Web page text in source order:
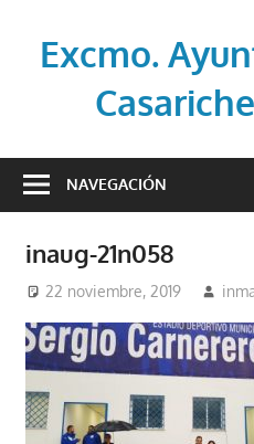
contenidoExcmo.
oficial
de
Casariche
(Sevilla)
NAVEGACIÓN
inaug-21n058
22 noviembre, 2019